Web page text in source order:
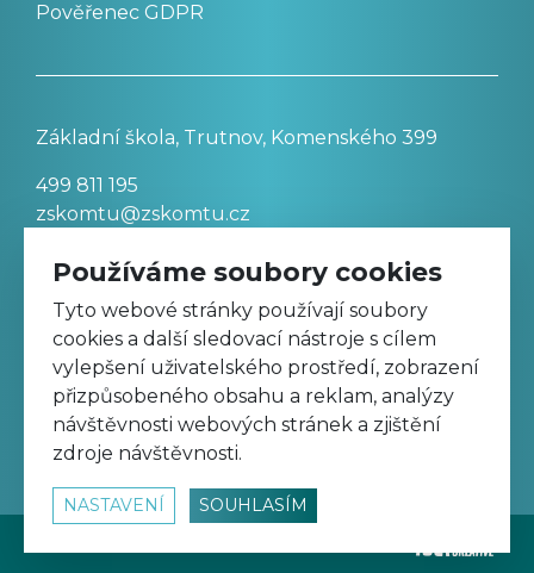
Pověřenec GDPR
Základní škola, Trutnov, Komenského 399
499 811 195
zskomtu@zskomtu.cz
Prohlášení o přístupnosti stránek
Nastavení cookies
Sledujte nás na Facebooku
Používáme soubory cookies
Tyto webové stránky používají soubory
cookies a další sledovací nástroje s cílem
vylepšení uživatelského prostředí, zobrazení
přizpůsobeného obsahu a reklam, analýzy
návštěvnosti webových stránek a zjištění
zdroje návštěvnosti.
NASTAVENÍ SOUHLASÍM